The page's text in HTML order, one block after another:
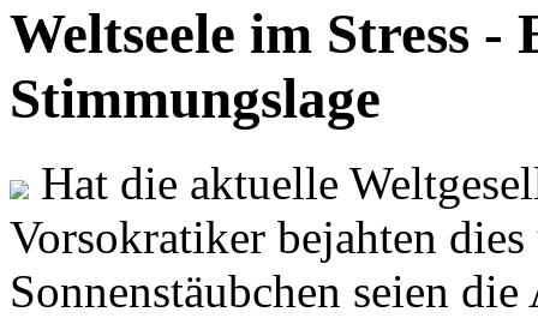
Weltseele im Stress -
Stimmungslage
Hat die aktuelle
Vorsokratiker bejahten
Sonnenstäubchen seien